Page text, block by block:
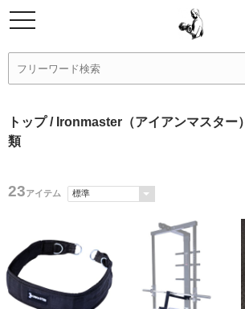
トップ/ Ironmaster（アイアンマスター）
類
23アイテム